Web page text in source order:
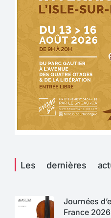
Les dernières
Journées
France